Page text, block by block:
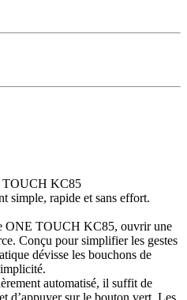
TOUCH KC85
simple, rapide et sans effort.
ONE TOUCH KC85, ouvrir une
Conçu pour simplifier les gestes
dévisse les bouchons de
automatisé, il suffit de
d’appuyer sur le bouton vert. Les